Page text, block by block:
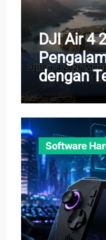
DJI Air 4
dengan
Baru
Software